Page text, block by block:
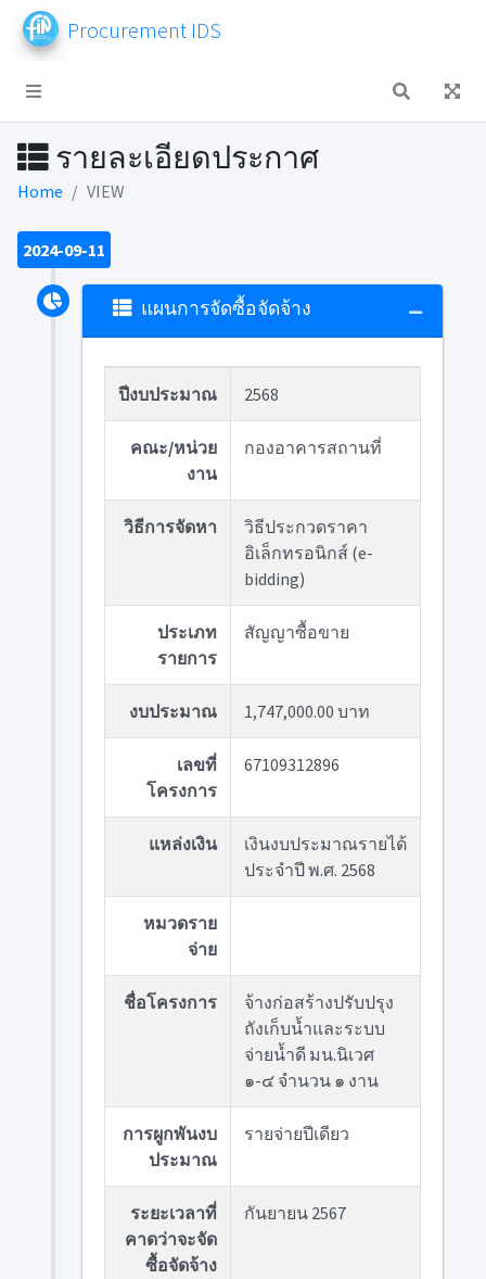
Procurement IDS
รายละเอียดประกาศ
Home VIEW
2024-09-11
แผนการจัดซื้อจัดจ้าง
ปีงบประมาณ 2568
คณะ/หน่วย
งาน
กองอาคารสถานที่
วิธีการจัดหา
วิธีประกวดราคา
อิเล็กทรอนิกส์ (e-
bidding)
ประเภท
รายการ
สัญญาซื้อขาย
งบประมาณ 1,747,000.00 บาท
เลขที่
โครงการ
67109312896
แหล่งเงิน
เงินงบประมาณรายได้
ประจำปี พ.ศ. 2568
หมวดราย
จ่าย
ชื่อโครงการ
จ้างก่อสร้างปรับปรุง
ถังเก็บน้ำและระบบ
จ่ายน้ำดี มน.นิเวศ
๑-๔ จำนวน ๑ งาน
การผูกพันงบ
ประมาณ
รายจ่ายปีเดียว
ระยะเวลาที่
คาดว่าจะจัด
ซื้อจัดจ้าง
กันยายน 2567